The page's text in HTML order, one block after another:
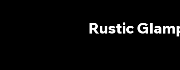
Rustic